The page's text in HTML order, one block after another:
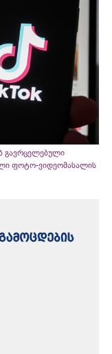
გავრცელებული
ფოტო-ვიდეომასალის